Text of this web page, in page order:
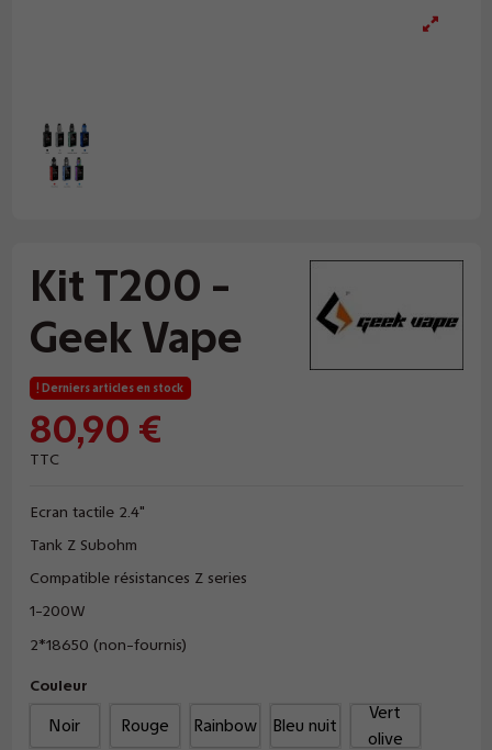
Kit T200 -
Geek Vape
Derniers articles en stock
80,90 €
TTC
Ecran tactile 2.4"
Tank Z Subohm
Compatible résistances Z series
1-200W
2*18650 (non-fournis)
Couleur
Noir Rouge Rainbow Bleu nuit
Vert
olive